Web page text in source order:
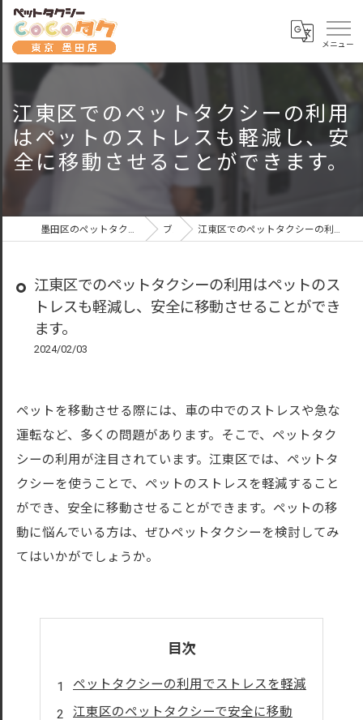
江東区でのペットタクシーの利用
はペットのストレスも軽減し、安
全に移動させることができます。
墨田区のペットタクシーならペットタクシーCoCoタク東京墨田店 ブログ 江東区でのペットタクシーの利用はペットのストレスも軽減し、安全に移動させることができます。
江東区でのペットタクシーの利用はペットのス
トレスも軽減し、安全に移動させることができ
ます。
2024/02/03
ペットを移動させる際には、車の中でのストレスや急な
運転など、多くの問題があります。そこで、ペットタク
シーの利用が注目されています。江東区では、ペットタ
クシーを使うことで、ペットのストレスを軽減すること
ができ、安全に移動させることができます。ペットの移
動に悩んでいる方は、ぜひペットタクシーを検討してみ
てはいかがでしょうか。
目次
ペットタクシーの利用でストレスを軽減
江東区のペットタクシーで安全に移動